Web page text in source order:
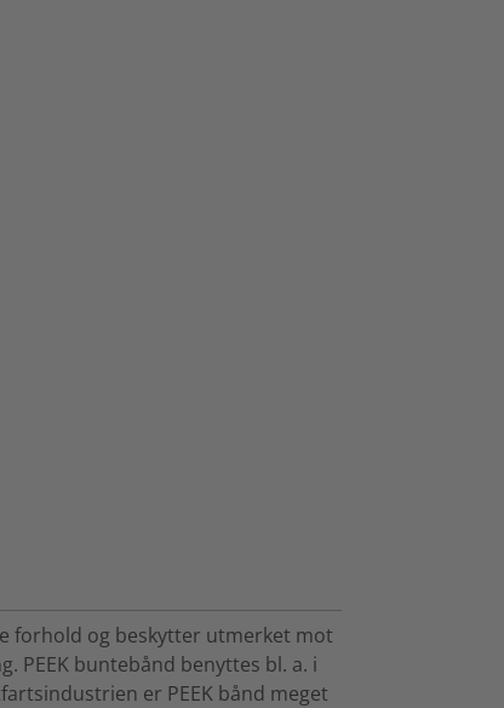
forhold og beskytter utmerket mot
PEEK buntebånd benyttes bl. a. i
er PEEK bånd meget